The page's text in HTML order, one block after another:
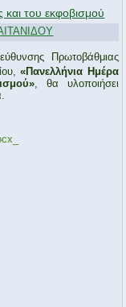
και του εκφοβισμού
Πρωτοβάθμιας
«Πανελλήνια Ημέρα
, θα υλοποιήσει